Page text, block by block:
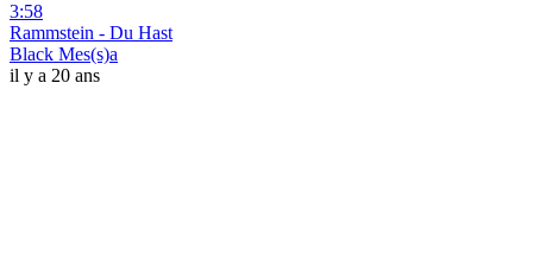
3:58
Rammstein - Du Hast
Black Mes(s)a
il y a 20 ans